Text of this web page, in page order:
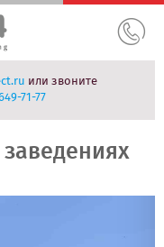
или звоните
71-77